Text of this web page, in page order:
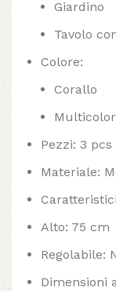
Giardino
Tavolo
Colore:
Corallo
Pezzi: 3 pcs
Materiale:
Alto: 75 cm
Regolabile:
Dimensioni